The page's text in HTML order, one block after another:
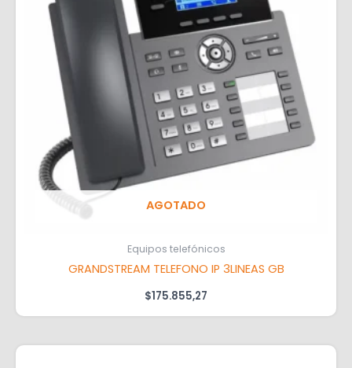
AGOTADO
Equipos telefónicos
GRANDSTREAM TELEFONO IP 3LINEAS GB
$175.855,27